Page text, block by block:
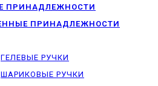
ПРИНАДЛЕЖНОСТИ
ПРИНАДЛЕЖНОСТИ
ГЕЛЕВЫЕ РУЧКИ
ШАРИКОВЫЕ РУЧКИ